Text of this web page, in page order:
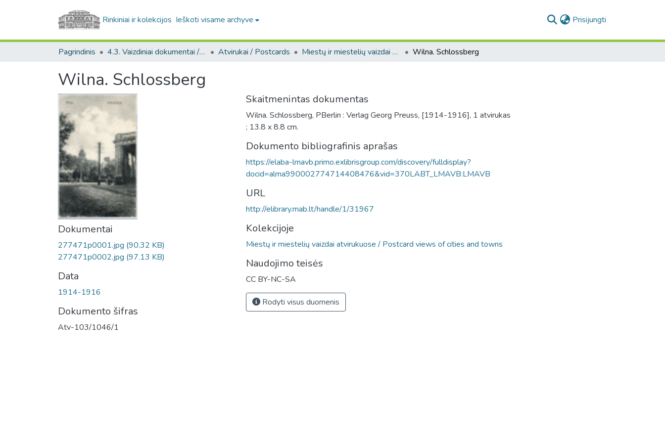
Rinkiniai ir kolekcijos Ieškoti visame archyve Prisijungti
Pagrindinis 4.3. Vaizdiniai dokumentai / Visual documents Atvirukai / Postcards Miestų ir miestelių vaizdai atvirukuose / Postcard views of cities and towns Wilna. Schlossberg
Wilna. Schlossberg
Dokumentai
277471p0001.jpg (90.32 KB)
277471p0002.jpg (97.13 KB)
Data
1914-1916
Dokumento šifras
Atv-103/1046/1
Skaitmenintas dokumentas
Wilna. Schlossberg, PBerlin : Verlag Georg Preuss, [1914-1916], 1 atvirukas
; 13.8 x 8.8 cm.
Dokumento bibliografinis aprašas
https://elaba-lmavb.primo.exlibrisgroup.com/discovery/fulldisplay?
docid=alma990002774714408476&vid=370LABT_LMAVB:LMAVB
URL
http://elibrary.mab.lt/handle/1/31967
Kolekcijoje
Miestų ir miestelių vaizdai atvirukuose / Postcard views of cities and towns
Naudojimo teisės
CC BY-NC-SA
Rodyti visus duomenis